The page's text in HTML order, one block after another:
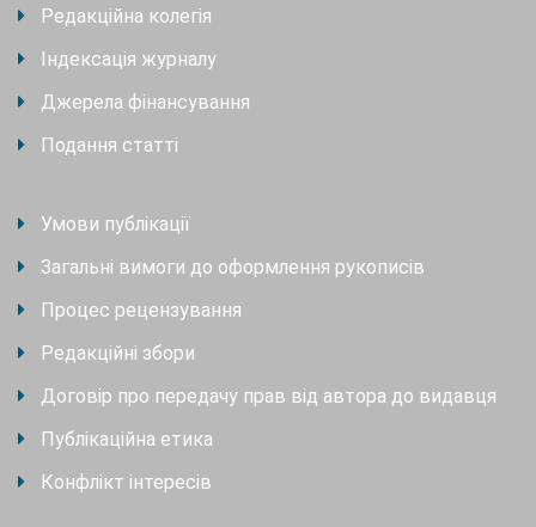
Редакційна колегія
Індексація журналу
Джерела фінансування
Подання статті
Умови публікації
Загальні вимоги до оформлення рукописів
Процес рецензування
Редакційні збори
Договір про передачу прав від автора до видавця
Публікаційна етика
Конфлікт інтересів